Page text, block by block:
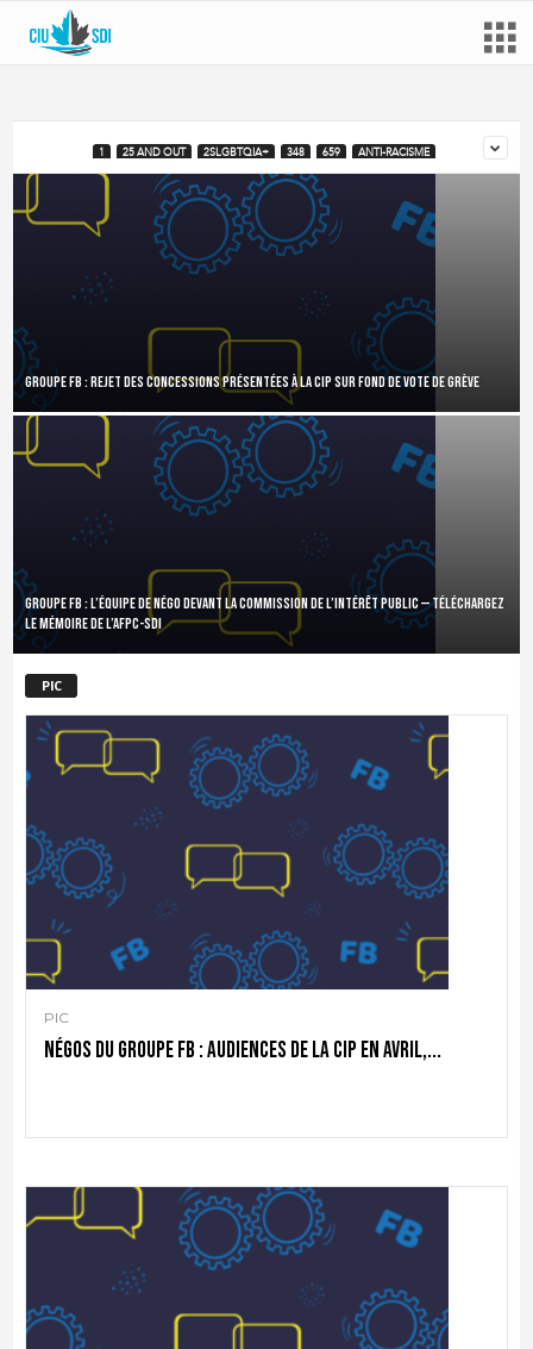
1 25 AND OUT 2SLGBTQIA+ 348 659 ANTI-RACISME
Groupe FB : rejet des concessions présentées à la CIP sur fond de vote de grève
Groupe FB : l’équipe de négo devant la commission de l’intérêt public — Téléchargez
le mémoire de l’AFPC-SDI
PIC
PIC
Négos du groupe FB : audiences de la CIP en avril,...